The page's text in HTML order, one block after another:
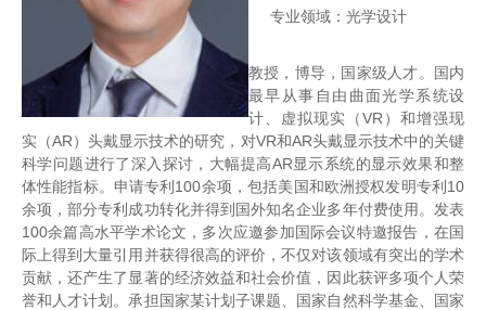
专业领域：光学设计
教授，博导，国家级人才。国内
最早从事自由曲面光学系统设
计、虚拟现实（VR）和增强现
实（AR）头戴显示技术的研究，对VR和AR头戴显示技术中的关键
科学问题进行了深入探讨，大幅提高AR显示系统的显示效果和整
体性能指标。申请专利100余项，包括美国和欧洲授权发明专利10
余项，部分专利成功转化并得到国外知名企业多年付费使用。发表
100余篇高水平学术论文，多次应邀参加国际会议特邀报告，在国
际上得到大量引用并获得很高的评价，不仅对该领域有突出的学术
贡献，还产生了显著的经济效益和社会价值，因此获评多项个人荣
誉和人才计划。承担国家某计划子课题、国家自然科学基金、国家